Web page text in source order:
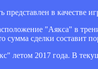
в качестве
"Аякса" в
сумма сделки составит
летом 2017 года. В